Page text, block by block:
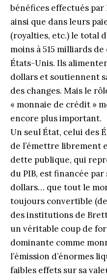
bénéfices effectués
ainsi que dans leurs
(royalties, etc.) le total
moins à 515 milliards
États-Unis. Ils
dollars et soutiennent
des changes. Mais le
« monnaie de crédit »
encore plus important.
Un seul État, celui des
de l’émettre librement
dette publique, qui
du PIB, est financée
dollars… que tout le
toujours convertible
des institutions de
un véritable coup de
dominante comme
l’émission d’énormes
faibles effets sur sa